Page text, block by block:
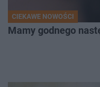
CIEKAWE NOWOŚCI
Mamy godnego